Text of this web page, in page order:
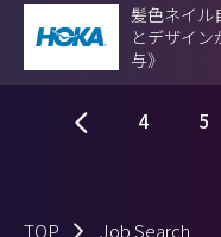
髪色ネイル
とデザイ
与》
4 5
TOP Job Search